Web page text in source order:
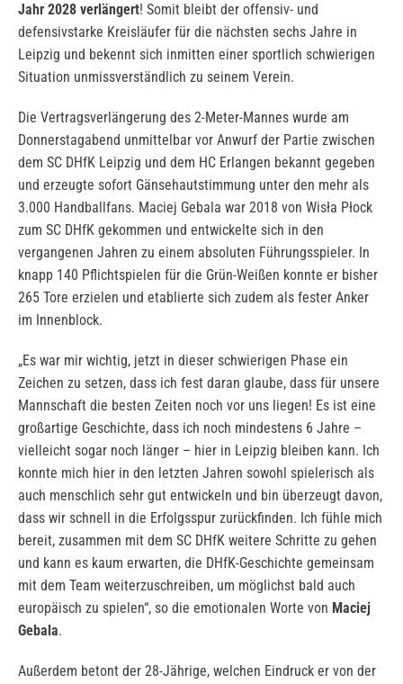
Jahr 2028 verlängert! Somit bleibt der offensiv- und
defensivstarke Kreisläufer für die nächsten sechs Jahre in
Leipzig und bekennt sich inmitten einer sportlich schwierigen
Situation unmissverständlich zu seinem Verein.
Die Vertragsverlängerung des 2-Meter-Mannes wurde am
Donnerstagabend unmittelbar vor Anwurf der Partie zwischen
dem SC DHfK Leipzig und dem HC Erlangen bekannt gegeben
und erzeugte sofort Gänsehautstimmung unter den mehr als
3.000 Handballfans. Maciej Gebala war 2018 von Wisła Płock
zum SC DHfK gekommen und entwickelte sich in den
vergangenen Jahren zu einem absoluten Führungsspieler. In
knapp 140 Pflichtspielen für die Grün-Weißen konnte er bisher
265 Tore erzielen und etablierte sich zudem als fester Anker
im Innenblock.
„Es war mir wichtig, jetzt in dieser schwierigen Phase ein
Zeichen zu setzen, dass ich fest daran glaube, dass für unsere
Mannschaft die besten Zeiten noch vor uns liegen! Es ist eine
großartige Geschichte, dass ich noch mindestens 6 Jahre –
vielleicht sogar noch länger – hier in Leipzig bleiben kann. Ich
konnte mich hier in den letzten Jahren sowohl spielerisch als
auch menschlich sehr gut entwickeln und bin überzeugt davon,
dass wir schnell in die Erfolgsspur zurückfinden. Ich fühle mich
bereit, zusammen mit dem SC DHfK weitere Schritte zu gehen
und kann es kaum erwarten, die DHfK-Geschichte gemeinsam
mit dem Team weiterzuschreiben, um möglichst bald auch
europäisch zu spielen“, so die emotionalen Worte von Maciej
Gebala.
Außerdem betont der 28-Jährige, welchen Eindruck er von der